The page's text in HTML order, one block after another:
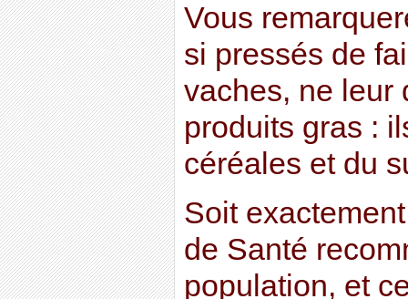
Vous
si pressés de
vaches, ne leur
produits gras :
céréales et du
Soit
de Santé
population, et